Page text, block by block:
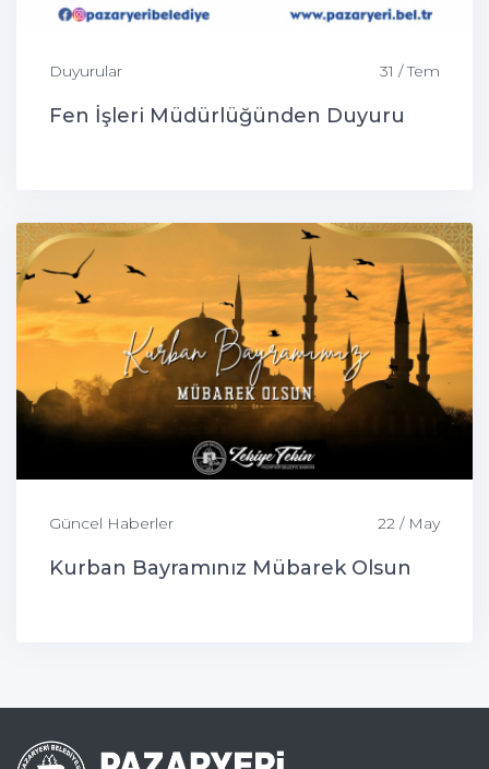
Duyurular 31 / Tem
Fen İşleri Müdürlüğünden Duyuru
Güncel Haberler 22 / May
Kurban Bayramınız Mübarek Olsun